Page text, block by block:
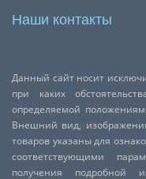
Наши контакты
Данный сайт носит
при каких
определяемой
Внешний вид,
товаров указаны для
соответствующими
получения подробной